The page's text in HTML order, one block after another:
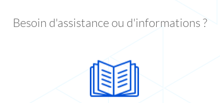
Besoin d'assistance ou d'informations ?